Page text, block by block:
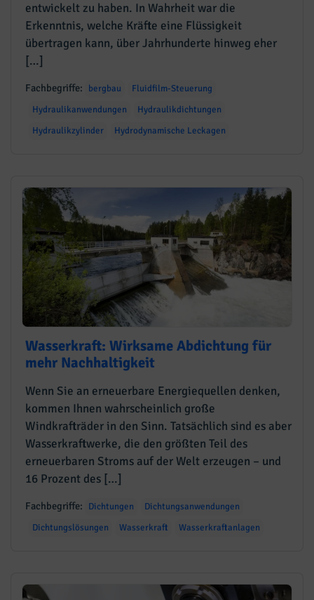
entwickelt zu haben. In Wahrheit war die
Erkenntnis, welche Kräfte eine Flüssigkeit
übertragen kann, über Jahrhunderte hinweg eher
[…]
Fachbegriffe: bergbau
Fluidfilm-Steuerung
Hydraulikanwendungen
Hydraulikdichtungen
Hydraulikzylinder
Hydrodynamische Leckagen
Wasserkraft: Wirksame Abdichtung für
mehr Nachhaltigkeit
Wenn Sie an erneuerbare Energiequellen denken,
kommen Ihnen wahrscheinlich große
Windkrafträder in den Sinn. Tatsächlich sind es aber
Wasserkraftwerke, die den größten Teil des
erneuerbaren Stroms auf der Welt erzeugen – und
16 Prozent des […]
Fachbegriffe: Dichtungen
Dichtungsanwendungen
Dichtungslösungen
Wasserkraft Wasserkraftanlagen